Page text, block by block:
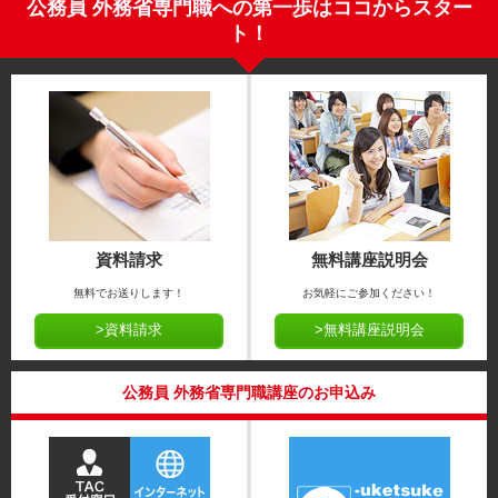
公務員 外務省専門職への第一歩はココからスター
ト！
資料請求
無料でお送りします！
>資料請求
無料講座説明会
お気軽にご参加ください！
>無料講座説明会
公務員 外務省専門職講座のお申込み